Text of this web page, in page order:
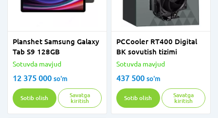
Planshet Samsung Galaxy
Tab S9 128GB
Sotuvda mavjud
12 375 000 so'm
Sotib olish
Savatga
kiritish
PCCooler RT400 Digital
BK sovutish tizimi
Sotuvda mavjud
437 500 so'm
Sotib olish
Savatga
kiritish